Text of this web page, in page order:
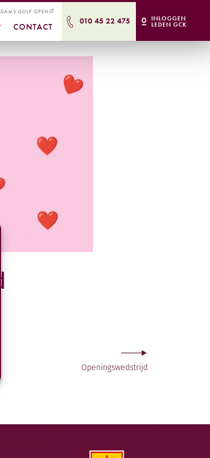
010 45 22 475 INLOGGEN
LEDEN GCK
CONTACT
GOLF OPEN
Openingswedstrijd